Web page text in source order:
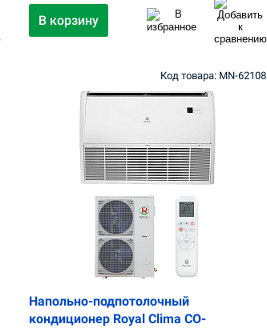
В корзину
Код товара: MN-62108
Напольно-подпотолочный
кондиционер Royal Clima CO-